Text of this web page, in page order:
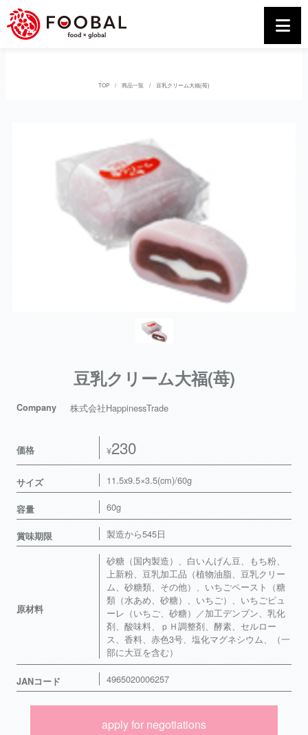
TOP 商品一覧 豆乳クリーム大福(苺)
豆乳クリーム大福(苺)
Company 株式会社HappinessTrade
価格 ¥230
サイズ 11.5x9.5×3.5(cm)/60g
容量 60g
賞味期限 製造から545日
原材料
砂糖（国内製造）、白いんげん豆、もち粉、
上新粉、豆乳加工品（植物油脂、豆乳クリー
ム、砂糖類、その他）、いちごペースト（糖
類（水あめ、砂糖）、いちご）、いちごピュ
ーレ（いちご、砂糖）／加工デンプン、乳化
剤、酸味料、ｐＨ調整剤、酵素、セルロー
ス、香料、赤色3号、塩化マグネシウム、（一
部に大豆を含む）
JANコード 4965020006257
apply for negotiations